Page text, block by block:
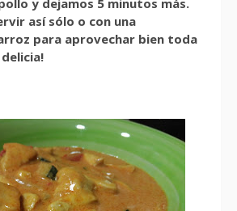
así sólo o con una
para aprovechar bien toda